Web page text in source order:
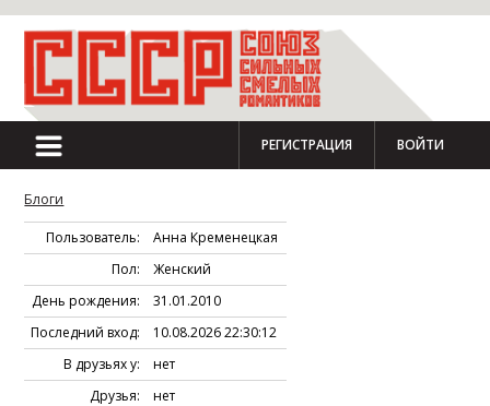
РЕГИСТРАЦИЯ ВОЙТИ
Блоги
Пользователь:
Анна Кременецкая
Пол:
Женский
День рождения:
31.01.2010
Последний вход:
10.08.2026 22:30:12
В друзьях у:
нет
Друзья:
нет